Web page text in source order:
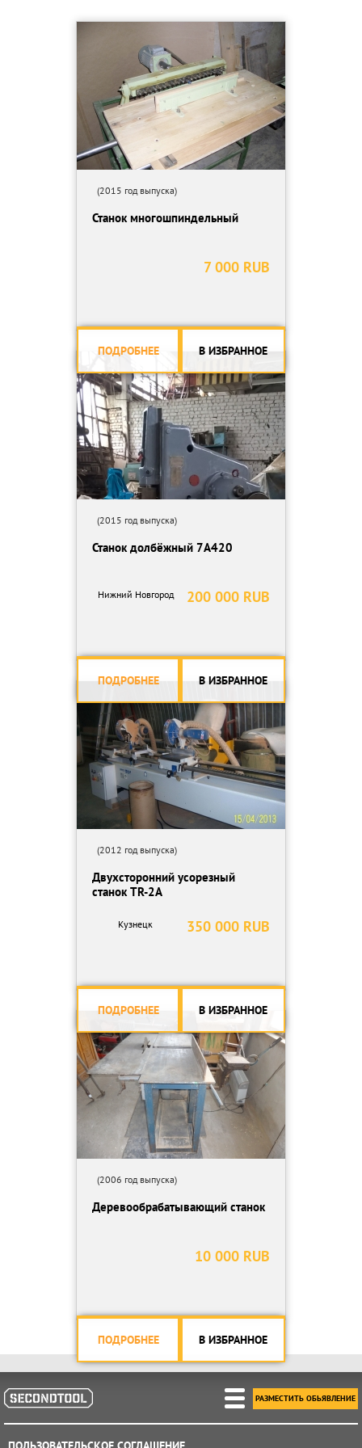
(2015 год выпуска)
Станок многошпиндельный
7 000 RUB
ПОДРОБНЕЕ В ИЗБРАННОЕ
(2015 год выпуска)
Станок долбёжный 7А420
200 000 RUB
Нижний Новгород
ПОДРОБНЕЕ В ИЗБРАННОЕ
(2012 год выпуска)
Двухсторонний усорезный
станок TR-2A
350 000 RUB
Кузнецк
ПОДРОБНЕЕ В ИЗБРАННОЕ
(2006 год выпуска)
Деревообрабатывающий станок
10 000 RUB
ПОДРОБНЕЕ В ИЗБРАННОЕ
РАЗМЕСТИТЬ ОБЬЯВЛЕНИЕ